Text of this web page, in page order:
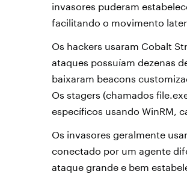
invasores puderam
facilitando o movimento
Os hackers usaram Cobalt
ataques possuíam dezenas
baixaram beacons
Os stagers (chamados
específicos usando WinRM,
Os invasores geralmente
conectado por um agente
ataque grande e bem